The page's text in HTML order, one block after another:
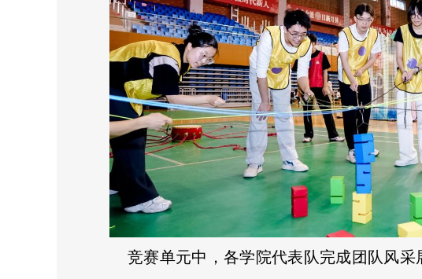
竞赛单元中，各学院代表队完成团队风